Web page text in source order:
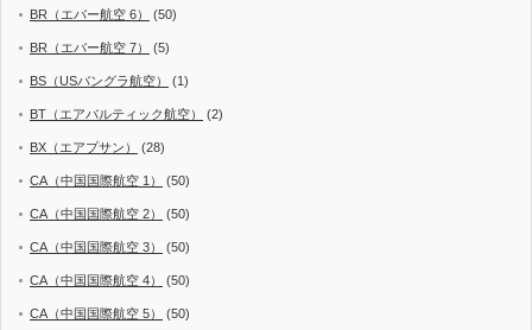
BR（エバー航空 6） (50)
BR（エバー航空 7） (5)
BS（USバングラ航空） (1)
BT（エアバルティック航空） (2)
BX（エアプサン） (28)
CA（中国国際航空 1） (50)
CA（中国国際航空 2） (50)
CA（中国国際航空 3） (50)
CA（中国国際航空 4） (50)
CA（中国国際航空 5） (50)